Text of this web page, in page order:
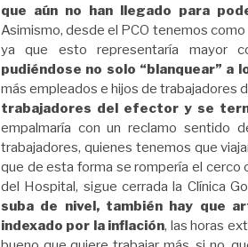
que aún no han llegado para
Asimismo, desde el PCO tenemos
ya que esto representaría mayor
pudiéndose no solo “blanquear” a
más empleados e hijos de trabajadores
trabajadores del efector y se
empalmaría con un reclamo sentido
trabajadores, quienes tenemos que
que de esta forma se rompería el cerco
del Hospital, sigue cerrada la Clínica
suba de nivel, también hay que
indexado por la inflación, las horas